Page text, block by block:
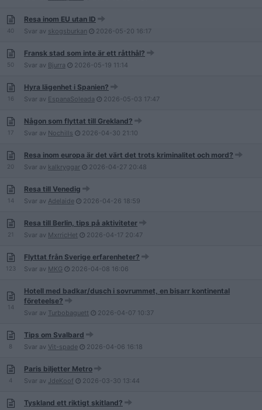
40
Resa inom EU utan ID
Svar av skogsburkan 2026-05-20 16:17
50
Fransk stad som inte är ett råtthål?
Svar av Bjurra 2026-05-19 11:14
16
Hyra lägenhet i Spanien?
Svar av EspanaSoleada 2026-05-03 17:47
17
Någon som flyttat till Grekland?
Svar av Nochills 2026-04-30 21:10
20
Resa inom europa är det värt det trots kriminalitet och mord?
Svar av kalkryggar 2026-04-27 20:48
14
Resa till Venedig
Svar av Adelaide 2026-04-26 18:59
21
Resa till Berlin, tips på aktiviteter
Svar av MxrricHet 2026-04-17 20:47
123
Flyttat från Sverige erfarenheter?
Svar av MKG 2026-04-08 16:06
14
Hotell med badkar/dusch i sovrummet, en bisarr kontinental
företeelse?
Svar av Turbobaguett 2026-04-07 10:37
8
Tips om Svalbard
Svar av Vit-spade 2026-04-06 16:18
4
Paris biljetter Metro
Svar av JdeKoof 2026-03-30 13:44
Tyskland ett riktigt skitland?